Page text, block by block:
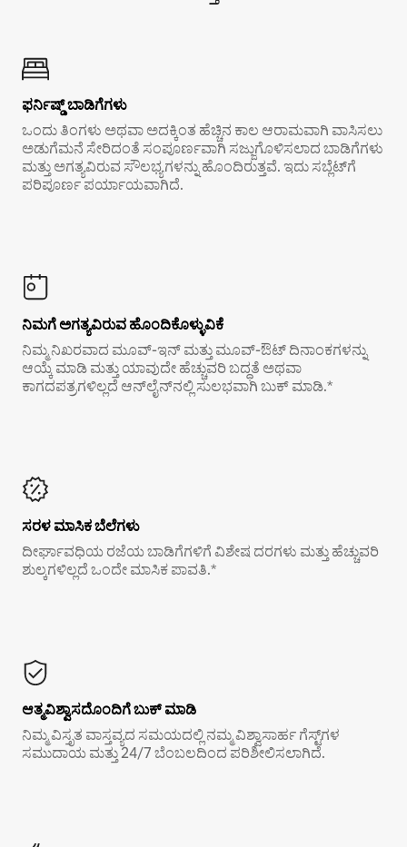
ಫರ್ನಿಷ್ಡ್ ಬಾಡಿಗೆಗಳು
ಒಂದು ತಿಂಗಳು ಅಥವಾ ಅದಕ್ಕಿಂತ ಹೆಚ್ಚಿನ ಕಾಲ ಆರಾಮವಾಗಿ ವಾಸಿಸಲು
ಅಡುಗೆಮನೆ ಸೇರಿದಂತೆ ಸಂಪೂರ್ಣವಾಗಿ ಸಜ್ಜುಗೊಳಿಸಲಾದ ಬಾಡಿಗೆಗಳು
ಮತ್ತು ಅಗತ್ಯವಿರುವ ಸೌಲಭ್ಯಗಳನ್ನು ಹೊಂದಿರುತ್ತವೆ. ಇದು ಸಬ್ಲೆಟ್‌ಗೆ
ಪರಿಪೂರ್ಣ ಪರ್ಯಾಯವಾಗಿದೆ.
ನಿಮಗೆ ಅಗತ್ಯವಿರುವ ಹೊಂದಿಕೊಳ್ಳುವಿಕೆ
ನಿಮ್ಮ ನಿಖರವಾದ ಮೂವ್-ಇನ್ ಮತ್ತು ಮೂವ್-ಔಟ್ ದಿನಾಂಕಗಳನ್ನು
ಆಯ್ಕೆ ಮಾಡಿ ಮತ್ತು ಯಾವುದೇ ಹೆಚ್ಚುವರಿ ಬದ್ಧತೆ ಅಥವಾ
ಕಾಗದಪತ್ರಗಳಿಲ್ಲದೆ ಆನ್‌ಲೈನ್‌ನಲ್ಲಿ ಸುಲಭವಾಗಿ ಬುಕ್ ಮಾಡಿ.*
ಸರಳ ಮಾಸಿಕ ಬೆಲೆಗಳು
ದೀರ್ಘಾವಧಿಯ ರಜೆಯ ಬಾಡಿಗೆಗಳಿಗೆ ವಿಶೇಷ ದರಗಳು ಮತ್ತು ಹೆಚ್ಚುವರಿ
ಶುಲ್ಕಗಳಿಲ್ಲದೆ ಒಂದೇ ಮಾಸಿಕ ಪಾವತಿ.*
ಆತ್ಮವಿಶ್ವಾಸದೊಂದಿಗೆ ಬುಕ್ ಮಾಡಿ
ನಿಮ್ಮ ವಿಸ್ತೃತ ವಾಸ್ತವ್ಯದ ಸಮಯದಲ್ಲಿ ನಮ್ಮ ವಿಶ್ವಾಸಾರ್ಹ ಗೆಸ್ಟ್‌ಗಳ
ಸಮುದಾಯ ಮತ್ತು 24/7 ಬೆಂಬಲದಿಂದ ಪರಿಶೀಲಿಸಲಾಗಿದೆ.